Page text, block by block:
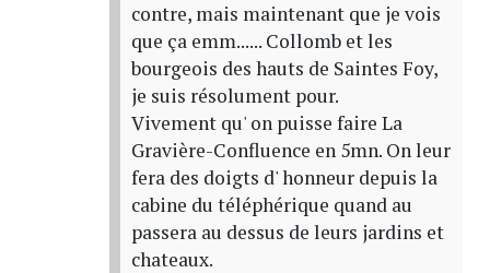
contre, mais maintenant que je vois
que ça emm...... Collomb et les
bourgeois des hauts de Saintes Foy,
je suis résolument pour.
Vivement qu' on puisse faire La
Gravière-Confluence en 5mn. On leur
fera des doigts d' honneur depuis la
cabine du téléphérique quand au
passera au dessus de leurs jardins et
chateaux.